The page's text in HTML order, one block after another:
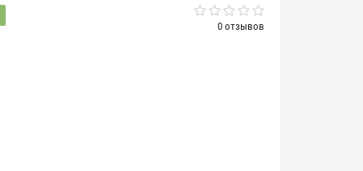
0 отзывов